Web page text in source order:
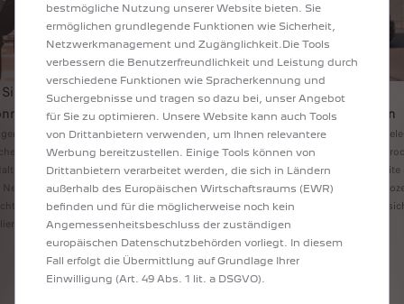
auf die Sie sich
erfüllen unsere strengen
So garantieren
und Zuverlässigkeit. Dank
von über 400 zertifizierten
das Programm zudem eine
Anpassun
Geschäftskontinuität durch
maßgeschneiderte Lösungen
CustomFit Fahrzeuge sind darauf
Durchlaufzeiten zu verkürzen und die
steigern. Indem wir Ihnen einsatzbereite
liefern, die genau auf Ihre
zugeschnitten sind, helfen wir Ihnen,
Business zu konzentrieren.
bestmögliche Nutzung unserer Website bieten. Sie
ermöglichen grundlegende Funktionen wie Sicherheit,
Netzwerkmanagement und Zugänglichkeit.Die Tools
verbessern die Benutzerfreundlichkeit und Leistung durch
verschiedene Funktionen wie Spracherkennung und
Suchergebnisse und tragen so dazu bei, unser Angebot
für Sie zu optimieren. Unsere Website kann auch Tools
von Drittanbietern verwenden, um Ihnen relevantere
Werbung bereitzustellen. Einige Tools können von
Drittanbietern verarbeitet werden, die sich in Ländern
außerhalb des Europäischen Wirtschaftsraums (EWR)
befinden und für die möglicherweise noch kein
Angemessenheitsbeschluss der zuständigen
europäischen Datenschutzbehörden vorliegt. In diesem
Fall erfolgt die Übermittlung auf Grundlage Ihrer
Einwilligung (Art. 49 Abs. 1 lit. a DSGVO).